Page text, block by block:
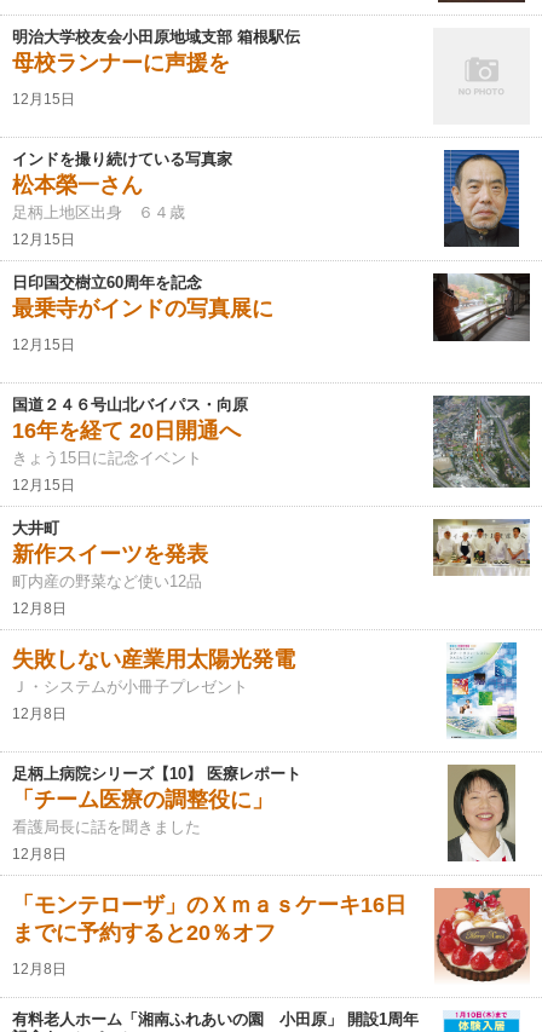
明治大学校友会小田原地域支部 箱根駅伝
母校ランナーに声援を
12月15日
インドを撮り続けている写真家
松本榮一さん
足柄上地区出身 ６４歳
12月15日
日印国交樹立60周年を記念
最乗寺がインドの写真展に
12月15日
国道２４６号山北バイパス・向原
16年を経て 20日開通へ
きょう15日に記念イベント
12月15日
大井町
新作スイーツを発表
町内産の野菜など使い12品
12月8日
失敗しない産業用太陽光発電
Ｊ・システムが小冊子プレゼント
12月8日
足柄上病院シリーズ【10】 医療レポート
「チーム医療の調整役に」
看護局長に話を聞きました
12月8日
「モンテローザ」のＸｍａｓケーキ16日
までに予約すると20％オフ
12月8日
有料老人ホーム「湘南ふれあいの園 小田原」 開設1周年